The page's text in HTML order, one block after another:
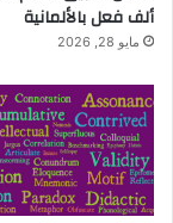
ألف فعل بالألمانية
مايو 28, 2026